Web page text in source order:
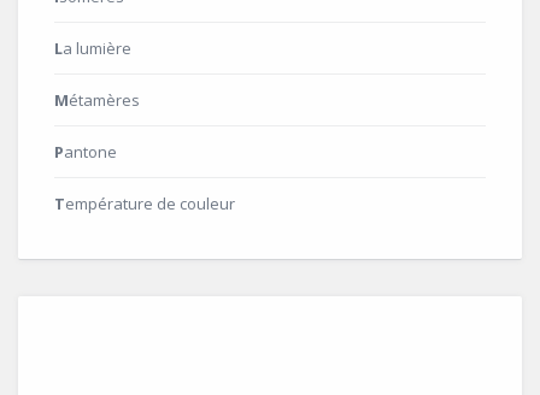
La lumière
Métamères
Pantone
Température de couleur